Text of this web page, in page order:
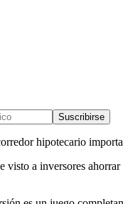
Suscribirse
hipotecario
visto a inversores